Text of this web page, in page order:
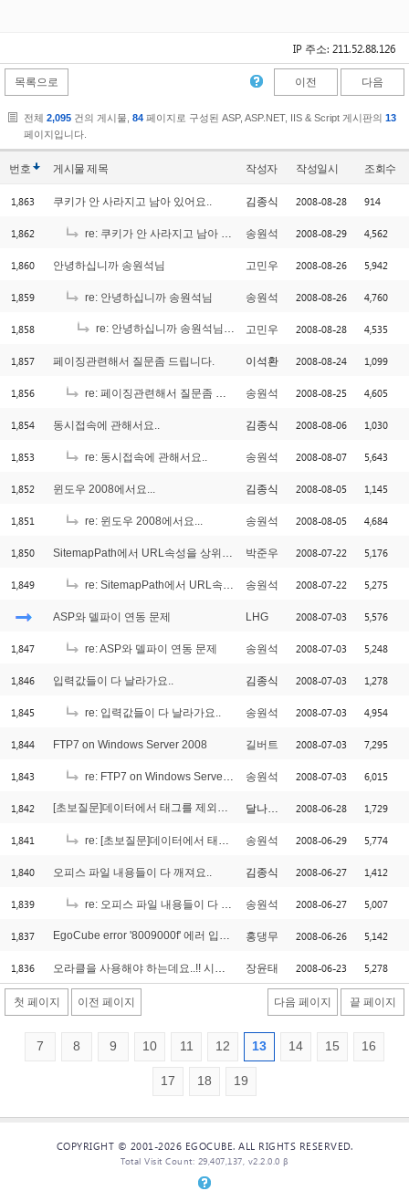
IP 주소: 211.52.88.126
목록으로 이전 다음
전체 2,095 건의 게시물, 84 페이지로 구성된 ASP, ASP.NET, IIS & Script 게시판의 13
페이지입니다.
번호 게시물제목 작성자 작성일시 조회수
1,863 쿠키가 안 사라지고 남아 있어요.. 김종식 2008-08-28 914
1,862 re: 쿠키가 안 사라지고 남아 있어요.. 송원석 2008-08-29 4,562
1,860 안녕하십니까 송원석님 고민우 2008-08-26 5,942
1,859 re: 안녕하십니까 송원석님 송원석 2008-08-26 4,760
1,858 re: 안녕하십니까 송원석님 고민우 2008-08-28 4,535
1,857 페이징관련해서 질문좀 드립니다. 이석환 2008-08-24 1,099
1,856 re: 페이징관련해서 질문좀 드립니다. 송원석 2008-08-25 4,605
1,854 동시접속에 관해서요.. 김종식 2008-08-06 1,030
1,853 re: 동시접속에 관해서요.. 송원석 2008-08-07 5,643
1,852 윈도우 2008에서요... 김종식 2008-08-05 1,145
1,851 re: 윈도우 2008에서요... 송원석 2008-08-05 4,684
1,850 SitemapPath에서 URL속성을 상위Frame으로 지정가능한지..궁금합니다. 박준우 2008-07-22 5,176
1,849 re: SitemapPath에서 URL속성을 상위Frame으로 지정가능한지..궁금합니다. 송원석 2008-07-22 5,275
ASP와 델파이 연동 문제 LHG 2008-07-03 5,576
1,847 re: ASP와 델파이 연동 문제 송원석 2008-07-03 5,248
1,846 입력값들이 다 날라가요.. 김종식 2008-07-03 1,278
1,845 re: 입력값들이 다 날라가요.. 송원석 2008-07-03 4,954
1,844 FTP7 on Windows Server 2008 길버트 2008-07-03 7,295
1,843 re: FTP7 on Windows Server 2008 송원석 2008-07-03 6,015
1,842 [초보질문]데이터에서 태그를 제외한 텍스트만 가져오기 [1]
달나라행님 2008-06-28 1,729
1,841 re: [초보질문]데이터에서 태그를 제외한 텍스트만 가져오기 송원석 2008-06-29 5,774
1,840 오피스 파일 내용들이 다 깨져요.. 김종식 2008-06-27 1,412
1,839 re: 오피스 파일 내용들이 다 깨져요.. 송원석 2008-06-27 5,007
1,837 EgoCube error '8009000f' 에러 입니다. [2]
홍댕무 2008-06-26 5,142
1,836 오라클을 사용해야 하는데요..!! 시퀄서버에 익숙해져 있어서;; 장윤태 2008-06-23 5,278
첫 페이지 이전 페이지 다음 페이지 끝 페이지
7 8 9 10 11 12 13 14 15 16
17 18 19
COPYRIGHT © 2001-2026 EGOCUBE. ALL RIGHTS RESERVED.
Total Visit Count: 29,407,137, v2.2.0.0 β